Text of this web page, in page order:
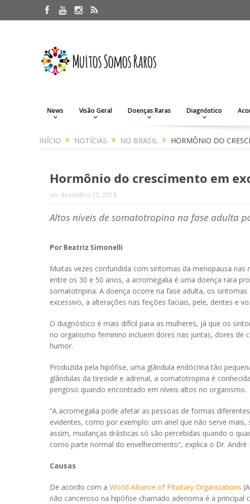
News Visão Geral Doenças Raras Diagnóstico
INÍCIO NOTÍCIAS NO BRASIL HORMÔNIO DO
Hormônio do crescimento em
on: dezembro 12, 2018
Altos níveis de somatotropina na fase adulta
Por Beatriz Simonelli
Muitas vezes confundida com sintomas da menopausa
entre os 30 e 50 anos, a acromegalia é uma doença rara
somatotripina. A doença ocorre na fase adulta, os
excessivo, a alterações nas feições faciais, pele, dentes e
O diagnóstico é mais difícil para as mulheres, já que os
no organismo feminino incluem dores nas juntas, dores de
humor.
Produzida pela hipófise, uma glândula endócrina tão
glândulas da tireoide e adrenal, a somatotropina é
perigoso quando encontrado em níveis altos no organismo.
“A acromegalia pode afetar as pessoas de formas
evidentes, como por exemplo: um anel que não serve
assim, mudanças drásticas só são percebidas quando o
como parte normal do envelhecimento”, explica o Dr.
Causas
De acordo com a World Alliance of Pituitary Organizations
não canceroso na hipófise chamado adenoma é a